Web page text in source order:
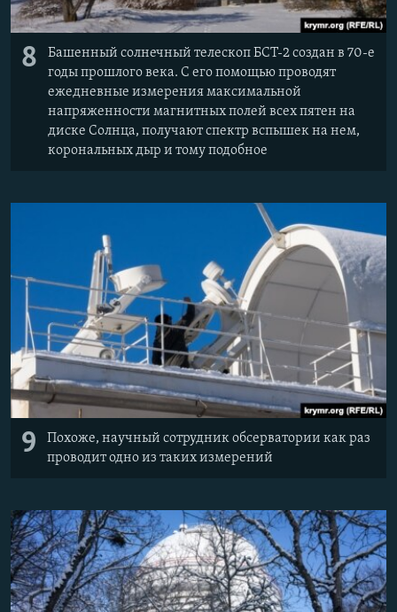
8
Башенный солнечный телескоп БСТ-2 создан в 70-е
годы прошлого века. С его помощью проводят
ежедневные измерения максимальной
напряженности магнитных полей всех пятен на
диске Солнца, получают спектр вспышек на нем,
корональных дыр и тому подобное
9
Похоже, научный сотрудник обсерватории как раз
проводит одно из таких измерений